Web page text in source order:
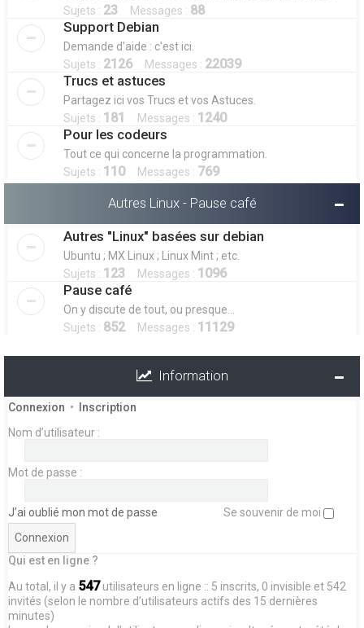
Sujets : 23 Messages : 88
Support Debian
Demande d'aide : c'est ici.
Sujets : 2126Messages : 22039
Trucs et astuces
Partagez ici vos Trucs et vos Astuces.
Sujets : 181 Messages : 1240
Pour les codeurs
Tout ce qui concerne la programmation.
Sujets : 110Messages : 769
Autres Linux - Pause café
Autres "Linux" basées sur debian
Ubuntu ; MX Linux ; Linux Mint ; etc.
Sujets : 123 Messages : 1096
Pause café
On y discute de tout, ou presque...
Sujets : 852Messages : 11129
Information
Connexion •
Inscription
Nom d’utilisateur :
Mot de passe :
J’ai oublié mon mot de passe Se souvenir de moi
Qui est en ligne ?
Au total, il y a 547utilisateurs en ligne :: 5 inscrits, 0 invisible et 542
invités (selon le nombre d’utilisateurs actifs des 15 dernières
minutes)